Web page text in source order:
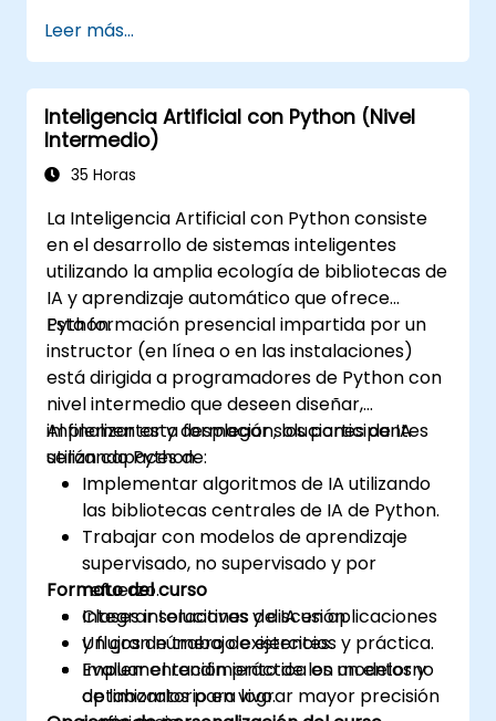
Leer más...
Inteligencia Artificial con Python (Nivel
Intermedio)
35 Horas
La Inteligencia Artificial con Python consiste
en el desarrollo de sistemas inteligentes
utilizando la amplia ecología de bibliotecas de
IA y aprendizaje automático que ofrece
Python.
Esta formación presencial impartida por un
instructor (en línea o en las instalaciones)
está dirigida a programadores de Python con
nivel intermedio que deseen diseñar,
implementar y desplegar soluciones de IA
utilizando Python.
Al finalizar esta formación, los participantes
serán capaces de:
Implementar algoritmos de IA utilizando
las bibliotecas centrales de IA de Python.
Trabajar con modelos de aprendizaje
supervisado, no supervisado y por
refuerzo.
Integrar soluciones de IA en aplicaciones
y flujos de trabajo existentes.
Evaluar el rendimiento de los modelos y
optimizarlos para lograr mayor precisión
Formato del curso
Clases interactivas y discusión.
Un gran número de ejercicios y práctica.
Implementación práctica en un entorno
de laboratorio en vivo.